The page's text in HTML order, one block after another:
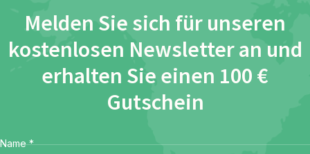
Melden Sie sich für unseren
kostenlosen Newsletter an und
erhalten Sie einen 100 €
Gutschein
Name *